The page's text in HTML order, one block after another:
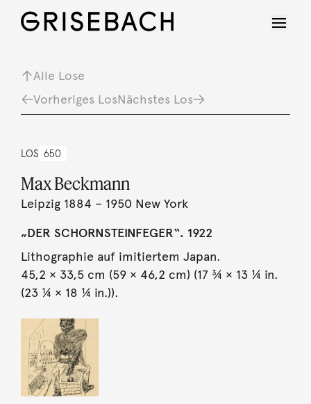
Alle Lose
Vorheriges LosNächstes Los
LOS 650
Max Beckmann
Leipzig 1884 – 1950 New York
„DER SCHORNSTEINFEGER“. 1922
Lithographie auf imitiertem Japan.
45,2 × 33,5 cm (59 × 46,2 cm) (17 ¾ × 13 ¼ in.
(23 ¼ × 18 ¼ in.)).